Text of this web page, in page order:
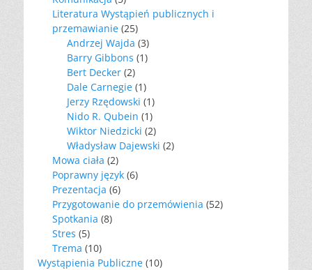
Literatura Wystąpień publicznych i
przemawianie (25)
Andrzej Wajda (3)
Barry Gibbons (1)
Bert Decker (2)
Dale Carnegie (1)
Jerzy Rzędowski (1)
Nido R. Qubein (1)
Wiktor Niedzicki (2)
Władysław Dajewski (2)
Mowa ciała (2)
Poprawny język (6)
Prezentacja (6)
Przygotowanie do przemówienia (52)
Spotkania (8)
Stres (5)
Trema (10)
Wystąpienia Publiczne (10)